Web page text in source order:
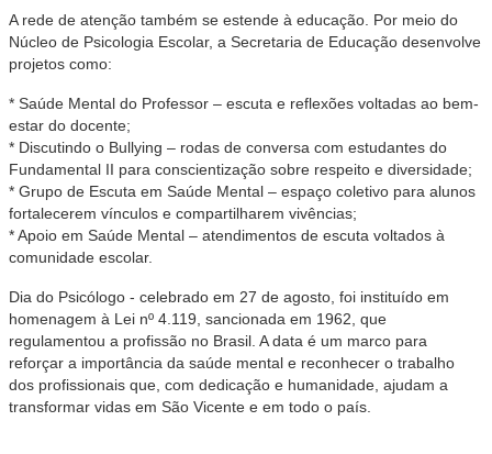
A rede de atenção também se estende à educação. Por meio do
Núcleo de Psicologia Escolar, a Secretaria de Educação desenvolve
projetos como:
* Saúde Mental do Professor – escuta e reflexões voltadas ao bem-
estar do docente;
* Discutindo o Bullying – rodas de conversa com estudantes do
Fundamental II para conscientização sobre respeito e diversidade;
* Grupo de Escuta em Saúde Mental – espaço coletivo para alunos
fortalecerem vínculos e compartilharem vivências;
* Apoio em Saúde Mental – atendimentos de escuta voltados à
comunidade escolar.
Dia do Psicólogo - celebrado em 27 de agosto, foi instituído em
homenagem à Lei nº 4.119, sancionada em 1962, que
regulamentou a profissão no Brasil. A data é um marco para
reforçar a importância da saúde mental e reconhecer o trabalho
dos profissionais que, com dedicação e humanidade, ajudam a
transformar vidas em São Vicente e em todo o país.